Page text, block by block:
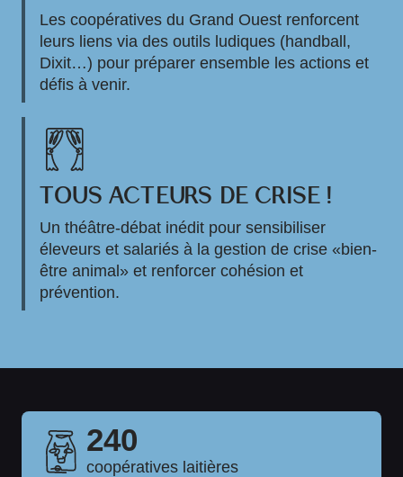
Les coopératives du Grand Ouest renforcent
leurs liens via des outils ludiques (handball,
Dixit…) pour préparer ensemble les actions et
défis à venir.
TOUS ACTEURS DE CRISE !
Un théâtre-débat inédit pour sensibiliser
éleveurs et salariés à la gestion de crise «bien-
être animal» et renforcer cohésion et
prévention.
240
coopératives laitières